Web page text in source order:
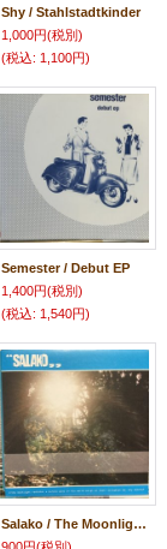
Shy / Stahlstadtkinder
1,000円(税別)
(税込: 1,100円)
Semester / Debut EP
1,400円(税別)
(税込: 1,540円)
Salako / The Moonlight Radiates A Purple Glow In His World